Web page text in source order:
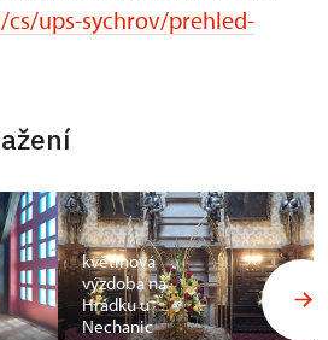
ups-sychrov/prehled-
květinová
výzdoba na
Hrádku u
Nechanic